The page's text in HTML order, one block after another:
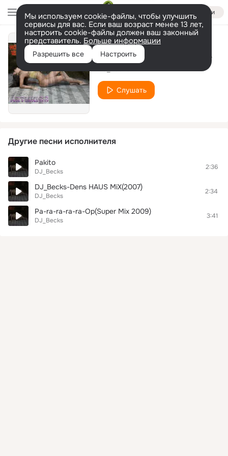
Войти
Мы используем cookie-файлы, чтобы улучшить
сервисы для вас. Если ваш возраст менее 13 лет,
настроить cookie-файлы должен ваш законный
представитель. Больше информации
Разрешить все Настроить Living on video(MIX 2007 YEAR)
Слушать
Другие песни исполнителя
Pakito
DJ_Becks
2:36
DJ_Becks-Dens HAUS MiX(2007)
DJ_Becks
2:34
Pa-ra-ra-ra-ra-Op(Super Mix 2009)
DJ_Becks
3:41